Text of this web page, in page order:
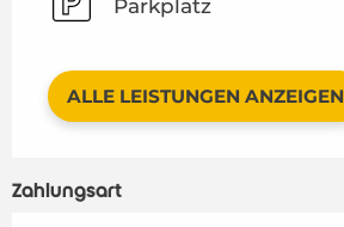
Parkplatz
ALLE LEISTUNGEN ANZEIGEN
Zahlungsart